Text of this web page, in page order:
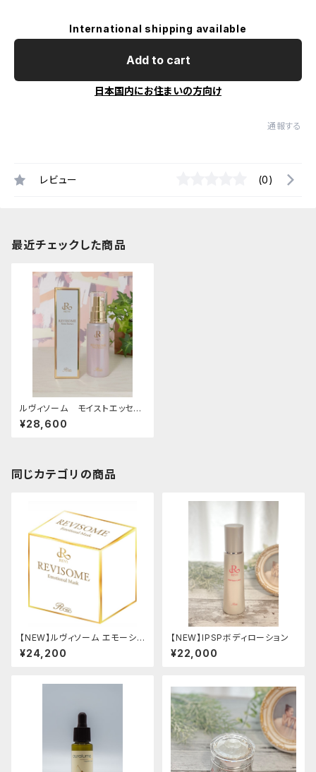
International shipping available
Add to cart
日本国内にお住まいの方向け
通報する
レビュー (0)
最近チェックした商品
ルヴィソーム モイストエッセン
ス
¥28,600
同じカテゴリの商品
【NEW】ルヴィソーム エモーショ
ナルマスク（高濃度炭酸ガスパッ
ク）
¥24,200
【NEW】IPSPボディローション
¥22,000